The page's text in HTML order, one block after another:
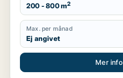
200 - 800 m2
Max. per månad
Ej angivet
Mer info